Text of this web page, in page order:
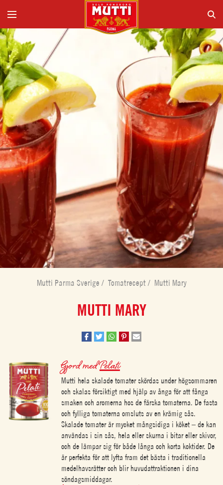
Mutti Parma Sverige / Tomatrecept / Mutti Mary
MUTTI MARY
Gjord medPelati
Mutti hela skalade tomater skördas under högsommaren
och skalas försiktigt med hjälp av ånga för att fånga
smaken och aromerna hos de färska tomaterna. De fasta
och fylliga tomaterna omsluts av en krämig sås.
Skalade tomater är mycket mångsidiga i köket – de kan
användas i sin sås, hela eller skurna i bitar eller skivor,
och de lämpar sig för både långa och korta koktider. De
är perfekta för att lyfta fram det bästa i traditionella
medelhavsrätter och blir huvudattraktionen i dina
söndagsmiddagar.